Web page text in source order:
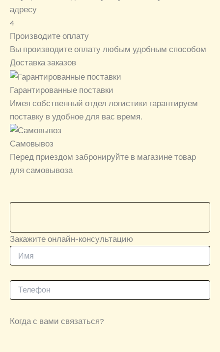
адресу
4
Производите оплату
Вы производите оплату любым удобным способом
Доставка заказов
Гарантированные поставки
Имея собственный отдел логистики гарантируем
поставку в удобное для вас время.
Самовывоз
Перед приездом забронируйте в магазине товар
для самовывоза
Закажите онлайн-консультацию
Когда с вами связаться?